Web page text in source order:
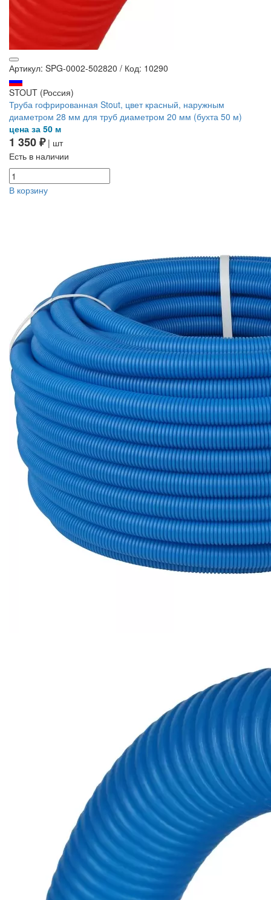
Артикул: SPG-0002-502820 / Код: 10290
STOUT (Россия)
Труба гофрированная Stout, цвет красный, наружным
диаметром 28 мм для труб диаметром 20 мм (бухта 50 м)
цена за 50 м
1 350 ₽| шт
Есть в наличии
В корзину